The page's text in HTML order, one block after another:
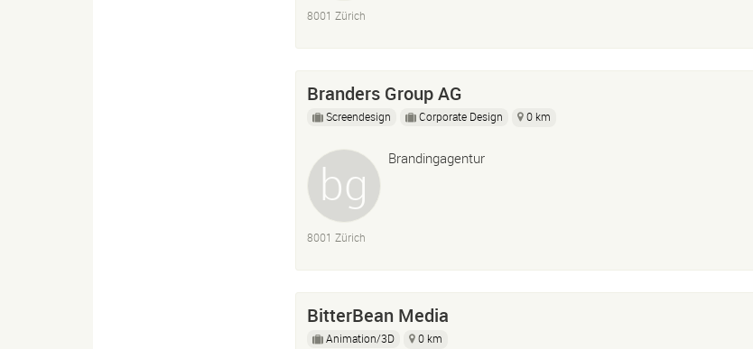
8001 Zürich
Branders Group AG
Screendesign Corporate Design 0 km
Brandingagentur
8001 Zürich
BitterBean Media
Animation/3D 0 km